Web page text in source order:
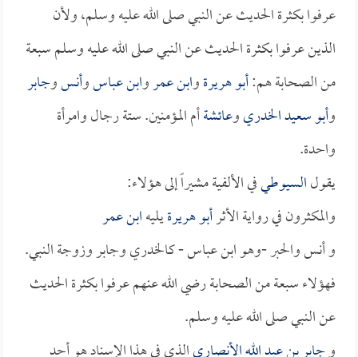
عرفوا بكثرة الحديث عن النبي صلى الله عليه وسلم، ولأن
الذين عرفوا بكثرة الحديث عن النبي صلى الله عليه وسلم سبعة
من الصحابة هم:أبو هريرةوابن عمروابن عباسوأنسوجابر
وأبو سعيد الخدريوعائشةأم المؤمنين. ستة رجال وامرأة
واحدة.
يقولالسيوطيفي الألفية مشيراً إلى هؤلاء:
والمكثرون في رواية الأثرأبو هريرةيليهابن عمر
و أنس والحبر -وهو ابن عباس - كالخدري وجابر وزوجة النبي.
فهؤلاء سبعة من الصحابة رضي الله عنهم عرفوا بكثرة الحديث
عن النبي صلى الله عليه وسلم.